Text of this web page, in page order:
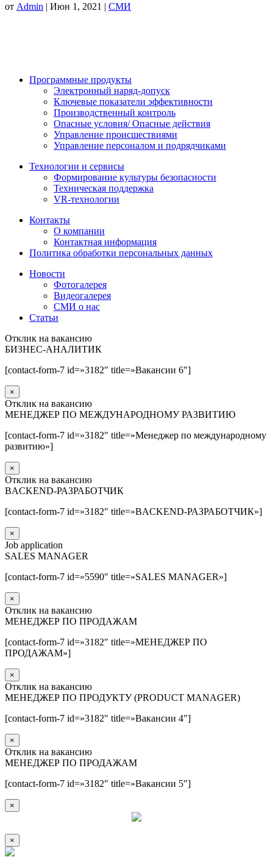
от Admin | Июн 1, 2021 | СМИ
Программные продукты
Электронный наряд-допуск
Ключевые показатели эффективности
Производственный контроль
Опасные условия/ Опасные действия
Управление происшествиями
Управление персоналом и подрядчиками
Технологии и сервисы
Формирование культуры безопасности
Техническая поддержка
VR-технологии
Контакты
О компании
Контактная информация
Политика обработки персональных данных
Новости
Фотогалерея
Видеогалерея
СМИ о нас
Статьи
Отклик на вакансию
БИЗНЕС-АНАЛИТИК
[contact-form-7 id=»3182″ title=»Вакансии 6″]
×
Отклик на вакансию
МЕНЕДЖЕР ПО МЕЖДУНАРОДНОМУ РАЗВИТИЮ
[contact-form-7 id=»3182″ title=»Менеджер по международному
развитию»]
×
Отклик на вакансию
BACKEND-РАЗРАБОТЧИК
[contact-form-7 id=»3182″ title=»BACKEND-РАЗРАБОТЧИК»]
×
Job application
SALES MANAGER
[contact-form-7 id=»5590″ title=»SALES MANAGER»]
×
Отклик на вакансию
МЕНЕДЖЕР ПО ПРОДАЖАМ
[contact-form-7 id=»3182″ title=»МЕНЕДЖЕР ПО
ПРОДАЖАМ»]
×
Отклик на вакансию
МЕНЕДЖЕР ПО ПРОДУКТУ (PRODUCT MANAGER)
[contact-form-7 id=»3182″ title=»Вакансии 4″]
×
Отклик на вакансию
МЕНЕДЖЕР ПО ПРОДАЖАМ
[contact-form-7 id=»3182″ title=»Вакансии 5″]
×
×